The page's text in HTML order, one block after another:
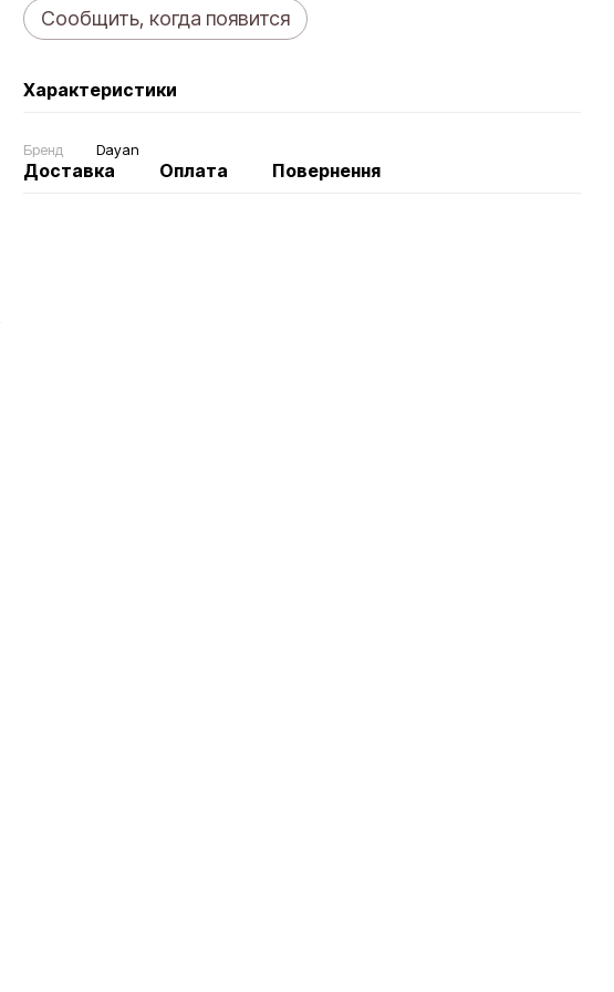
Сообщить, когда появится
Характеристики
Бренд Dayan
Доставка Оплата Повернення